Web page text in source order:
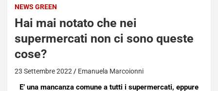
NEWS GREEN
Hai mai notato che nei
supermercati non ci sono queste
cose?
23 Settembre 2022 Emanuela Marcoionni
E’ una mancanza comune a tutti i supermercati, eppure